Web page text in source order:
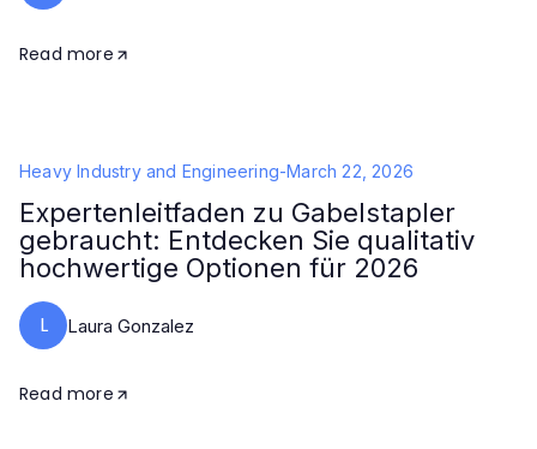
Read more
Heavy Industry and Engineering-March 22, 2026
Expertenleitfaden zu Gabelstapler
gebraucht: Entdecken Sie qualitativ
hochwertige Optionen für 2026
L Laura Gonzalez
Read more